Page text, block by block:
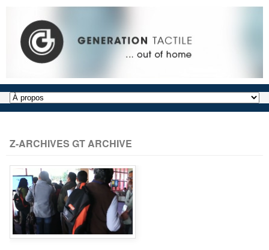
Z-ARCHIVES GT ARCHIVE